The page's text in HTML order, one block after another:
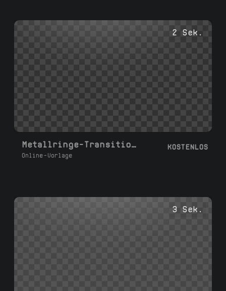
2 Sek.
Metallringe-Transition II
Online-Vorlage
KOSTENLOS
3 Sek.